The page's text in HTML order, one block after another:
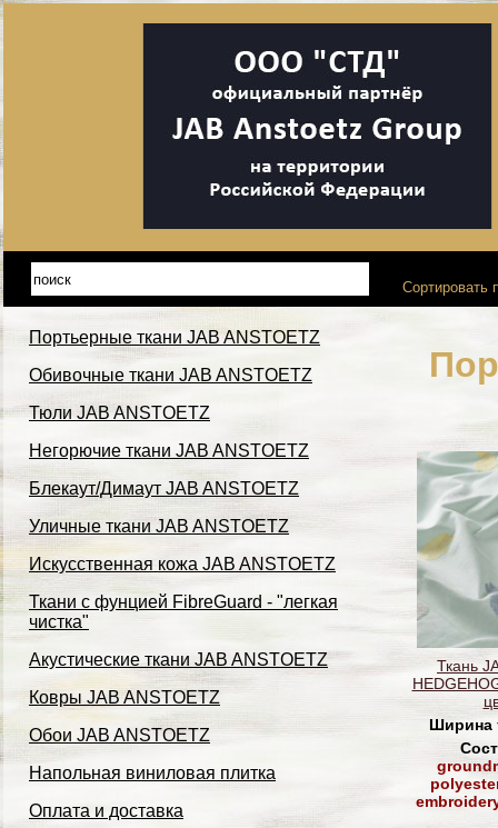
Портьерные ткани JAB ANSTOETZ
Обивочные ткани JAB ANSTOETZ
Тюли JAB ANSTOETZ
Негорючие ткани JAB ANSTOETZ
Блекаут/Димаут JAB ANSTOETZ
Уличные ткани JAB ANSTOETZ
Искусственная кожа JAB ANSTOETZ
Ткани с фунцией FibreGuard - "легкая
чистка"
Акустические ткани JAB ANSTOETZ
Ковры JAB ANSTOETZ
Обои JAB ANSTOETZ
Напольная виниловая плитка
Оплата и доставка
Сортировать
Ткань
Ширина